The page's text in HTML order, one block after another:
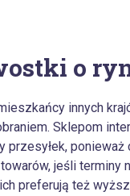
o
innych
Sklepom
przesyłek,
jeśli terminy
preferują też